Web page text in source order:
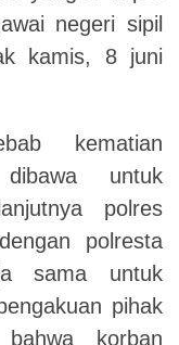
negeri sipil
kamis, 8 juni
kematian
untuk
polres
polresta
sama untuk
pihak
bahwa korban